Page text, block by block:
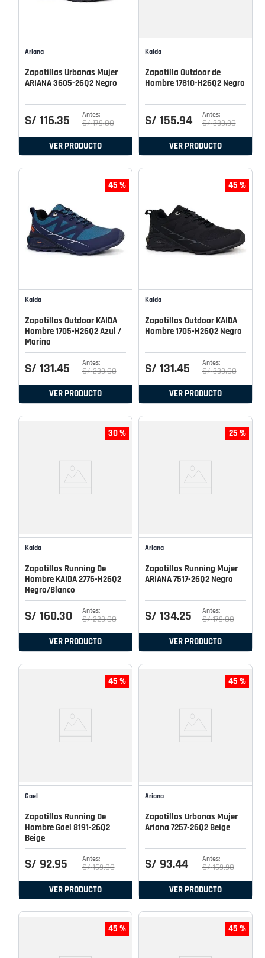
Ariana
Zapatillas Urbanas Mujer
ARIANA 3605-26Q2 Negro
S/ 116.35 S/ 179.00
VER PRODUCTO
Kaida
Zapatilla Outdoor de
Hombre 17810-H26Q2 Negro
S/ 155.94 S/ 239.90
VER PRODUCTO
45 %
Kaida
Zapatillas Outdoor KAIDA
Hombre 1705-H26Q2 Azul /
Marino
S/ 131.45 S/ 239.00
VER PRODUCTO
45 %
Kaida
Zapatillas Outdoor KAIDA
Hombre 1705-H26Q2 Negro
S/ 131.45 S/ 239.00
VER PRODUCTO
30 %
Kaida
Zapatillas Running De
Hombre KAIDA 2776-H26Q2
Negro/Blanco
S/ 160.30 S/ 229.00
VER PRODUCTO
25 %
Ariana
Zapatillas Running Mujer
ARIANA 7517-26Q2 Negro
S/ 134.25 S/ 179.00
VER PRODUCTO
45 %
Gael
Zapatillas Running De
Hombre Gael 8191-26Q2
Beige
S/ 92.95 S/ 169.00
VER PRODUCTO
45 %
Ariana
Zapatillas Urbanas Mujer
Ariana 7257-26Q2 Beige
S/ 93.44 S/ 169.90
VER PRODUCTO
45 % 45 %